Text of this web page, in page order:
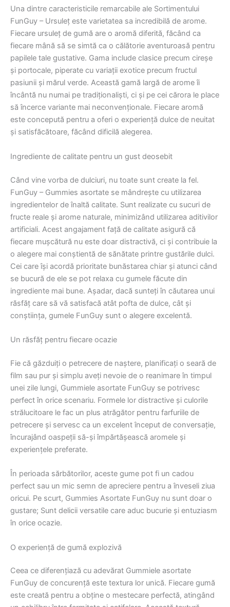
Una dintre caracteristicile remarcabile ale Sortimentului
FunGuy – Ursuleț este varietatea sa incredibilă de arome.
Fiecare ursuleț de gumă are o aromă diferită, făcând ca
fiecare mână să se simtă ca o călătorie aventuroasă pentru
papilele tale gustative. Gama include clasice precum cireșe
și portocale, piperate cu variații exotice precum fructul
pasiunii și mărul verde. Această gamă largă de arome îi
încântă nu numai pe tradiționaliști, ci și pe cei cărora le place
să încerce variante mai neconvenționale. Fiecare aromă
este concepută pentru a oferi o experiență dulce de neuitat
și satisfăcătoare, făcând dificilă alegerea.
Ingrediente de calitate pentru un gust deosebit
Când vine vorba de dulciuri, nu toate sunt create la fel.
FunGuy – Gummies asortate se mândrește cu utilizarea
ingredientelor de înaltă calitate. Sunt realizate cu sucuri de
fructe reale și arome naturale, minimizând utilizarea aditivilor
artificiali. Acest angajament față de calitate asigură că
fiecare mușcătură nu este doar distractivă, ci și contribuie la
o alegere mai conștientă de sănătate printre gustările dulci.
Cei care își acordă prioritate bunăstarea chiar și atunci când
se bucură de ele se pot relaxa cu gumele făcute din
ingrediente mai bune. Așadar, dacă sunteți în căutarea unui
răsfăț care să vă satisfacă atât pofta de dulce, cât și
conștiința, gumele FunGuy sunt o alegere excelentă.
Un răsfăț pentru fiecare ocazie
Fie că găzduiți o petrecere de naștere, planificați o seară de
film sau pur și simplu aveți nevoie de o reanimare în timpul
unei zile lungi, Gummiele asortate FunGuy se potrivesc
perfect în orice scenariu. Formele lor distractive și culorile
strălucitoare le fac un plus atrăgător pentru farfuriile de
petrecere și servesc ca un excelent început de conversație,
încurajând oaspeții să-și împărtășească aromele și
experiențele preferate.
În perioada sărbătorilor, aceste gume pot fi un cadou
perfect sau un mic semn de apreciere pentru a înveseli ziua
oricui. Pe scurt, Gummies Asortate FunGuy nu sunt doar o
gustare; Sunt delicii versatile care aduc bucurie și entuziasm
în orice ocazie.
O experiență de gumă explozivă
Ceea ce diferențiază cu adevărat Gummiele asortate
FunGuy de concurență este textura lor unică. Fiecare gumă
este creată pentru a obține o mestecare perfectă, atingând